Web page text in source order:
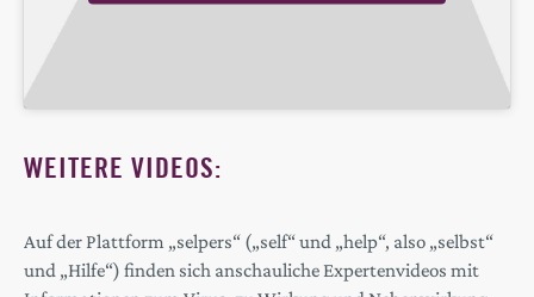
WEITERE VIDEOS:
Auf der Plattform „selpers“ („self“ und „help“, also „selbst“
und „Hilfe“) finden sich anschauliche Expertenvideos mit